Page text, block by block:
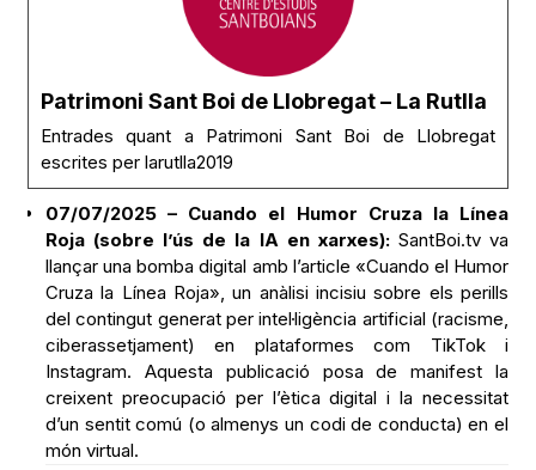
Patrimoni Sant Boi de Llobregat – La Rutlla
Entrades quant a Patrimoni Sant Boi de Llobregat
escrites per larutlla2019
07/07/2025 – Cuando el Humor Cruza la Línea
Roja (sobre l’ús de la IA en xarxes):SantBoi.tv va
llançar una bomba digital amb l’article «Cuando el Humor
Cruza la Línea Roja», un anàlisi incisiu sobre els perills
del contingut generat per intel·ligència artificial (racisme,
ciberassetjament) en plataformes com TikTok i
Instagram. Aquesta publicació posa de manifest la
creixent preocupació per l’ètica digital i la necessitat
d’un sentit comú (o almenys un codi de conducta) en el
món virtual.